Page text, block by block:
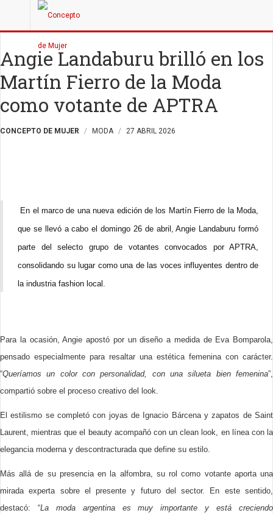
Angie Landaburu brilló en los
Martín Fierro de la Moda
como votante de APTRA
CONCEPTO DE MUJER MODA 27 ABRIL 2026
En el marco de una nueva edición de los Martín Fierro de la Moda,
que se llevó a cabo el domingo 26 de abril, Angie Landaburu formó
parte del selecto grupo de votantes convocados por APTRA,
consolidando su lugar como una de las voces influyentes dentro de
la industria fashion local.
Para la ocasión, Angie apostó por un diseño a medida de Eva Bomparola,
pensado especialmente para resaltar una estética femenina con carácter.
“Queríamos un color con personalidad, con una silueta bien femenina”,
compartió sobre el proceso creativo del look.
El estilismo se completó con joyas de Ignacio Bárcena y zapatos de Saint
Laurent, mientras que el beauty acompañó con un clean look, en línea con la
elegancia moderna y descontracturada que define su estilo.
Más allá de su presencia en la alfombra, su rol como votante aporta una
mirada experta sobre el presente y futuro del sector. En este sentido,
destacó: “La moda argentina es muy importante y está creciendo